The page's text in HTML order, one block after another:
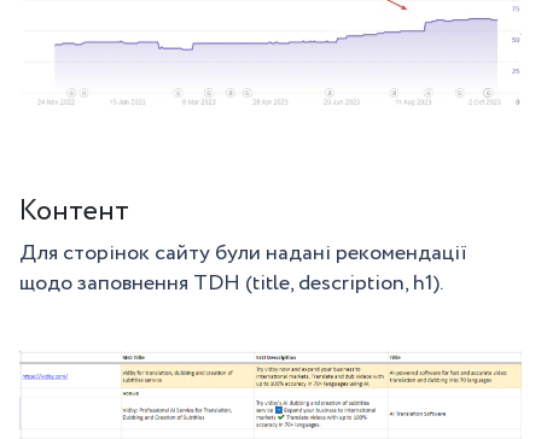
Контент
Для сторінок сайту були надані рекомендації
щодо заповнення TDH (title, description, h1).